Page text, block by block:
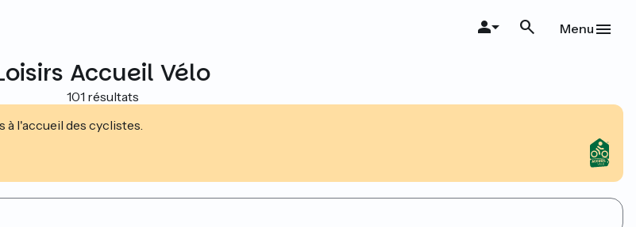
Menu
Accueil Vélo
101 résultats
à l'accueil des cyclistes.